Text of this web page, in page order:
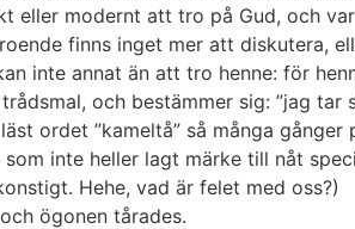
modernt att tro på Gud, och
finns inget mer att diskutera,
inte annat än att tro henne: för
och bestämmer sig: ”jag
ordet ”kameltå” så många
inte heller lagt märke till nåt
Hehe, vad är felet med oss?)
ögonen tårades.